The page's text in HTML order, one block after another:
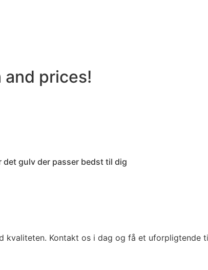
prices!
det gulv der passer bedst til dig
kvaliteten. Kontakt os i dag og få et uforpligtende